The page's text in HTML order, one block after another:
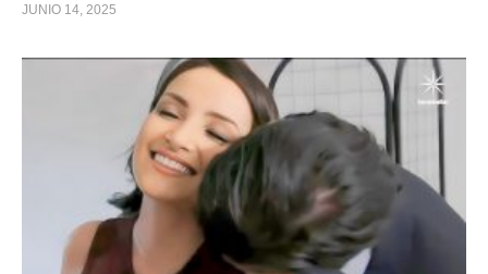
JUNIO 14, 2025